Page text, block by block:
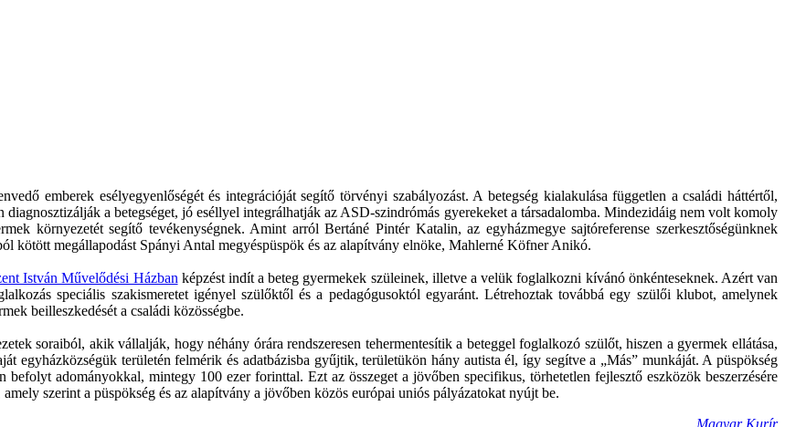
emberek esélyegyenlőségét és integrációját segítő törvényi szabályozást. A betegség kialakulása független a családi háttértől,
a betegséget, jó eséllyel integrálhatják az ASD-szindrómás gyerekeket a társadalomba. Mindezidáig nem volt komoly
környezetét segítő tevékenységnek. Amint arról Bertáné Pintér Katalin, az egyházmegye sajtóreferense szerkesztőségünknek
kötött megállapodást Spányi Antal megyéspüspök és az alapítvány elnöke, Mahlerné Köfner Anikó.
István Művelődési Házban képzést indít a beteg gyermekek szüleinek, illetve a velük foglalkozni kívánó önkénteseknek. Azért van
speciális szakismeretet igényel szülőktől és a pedagógusoktól egyaránt. Létrehoztak továbbá egy szülői klubot, amelynek
beilleszkedését a családi közösségbe.
soraiból, akik vállalják, hogy néhány órára rendszeresen tehermentesítik a beteggel foglalkozó szülőt, hiszen a gyermek ellátása,
egyházközségük területén felmérik és adatbázisba gyűjtik, területükön hány autista él, így segítve a „Más” munkáját. A püspökség
adományokkal, mintegy 100 ezer forinttal. Ezt az összeget a jövőben specifikus, törhetetlen fejlesztő eszközök beszerzésére
szerint a püspökség és az alapítvány a jövőben közös európai uniós pályázatokat nyújt be.